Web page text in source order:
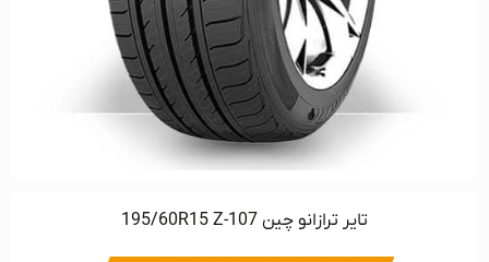
تایر ترازانو چین 195/60R15 Z-107